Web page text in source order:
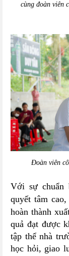
cùng đoàn viên
Đoàn viên
Với sự chuẩn
quyết tâm
hoàn thành
quả đạt được
tập thể nhà
học hỏi, giao